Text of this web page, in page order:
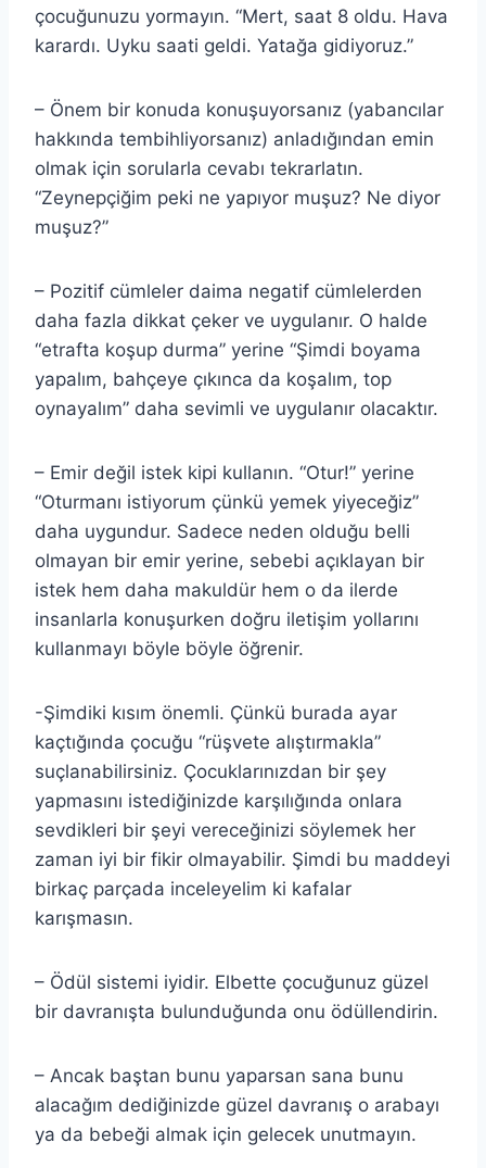
çocuğunuzu yormayın. “Mert, saat 8 oldu. Hava
karardı. Uyku saati geldi. Yatağa gidiyoruz.”
– Önem bir konuda konuşuyorsanız (yabancılar
hakkında tembihliyorsanız) anladığından emin
olmak için sorularla cevabı tekrarlatın.
“Zeynepçiğim peki ne yapıyor muşuz? Ne diyor
muşuz?”
– Pozitif cümleler daima negatif cümlelerden
daha fazla dikkat çeker ve uygulanır. O halde
“etrafta koşup durma” yerine “Şimdi boyama
yapalım, bahçeye çıkınca da koşalım, top
oynayalım” daha sevimli ve uygulanır olacaktır.
– Emir değil istek kipi kullanın. “Otur!” yerine
“Oturmanı istiyorum çünkü yemek yiyeceğiz”
daha uygundur. Sadece neden olduğu belli
olmayan bir emir yerine, sebebi açıklayan bir
istek hem daha makuldür hem o da ilerde
insanlarla konuşurken doğru iletişim yollarını
kullanmayı böyle böyle öğrenir.
-Şimdiki kısım önemli. Çünkü burada ayar
kaçtığında çocuğu “rüşvete alıştırmakla”
suçlanabilirsiniz. Çocuklarınızdan bir şey
yapmasını istediğinizde karşılığında onlara
sevdikleri bir şeyi vereceğinizi söylemek her
zaman iyi bir fikir olmayabilir. Şimdi bu maddeyi
birkaç parçada inceleyelim ki kafalar
karışmasın.
– Ödül sistemi iyidir. Elbette çocuğunuz güzel
bir davranışta bulunduğunda onu ödüllendirin.
– Ancak baştan bunu yaparsan sana bunu
alacağım dediğinizde güzel davranış o arabayı
ya da bebeği almak için gelecek unutmayın.